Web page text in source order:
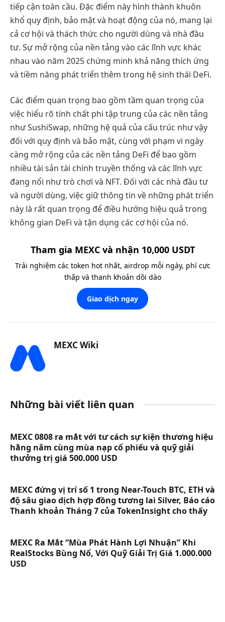
tiếp cận toàn cầu. Đặc điểm này hình thành khuôn
khổ quy định, bảo mật và hoạt động của nó, mang lại
cả cơ hội và thách thức cho người dùng và nhà đầu
tư. Sự mở rộng của nền tảng vào các lĩnh vực khác
nhau vào năm 2025 chứng minh khả năng thích ứng
và tiềm năng phát triển thêm trong hệ sinh thái DeFi.
Các điểm quan trọng bao gồm tầm quan trọng của
việc hiểu rõ tính chất phi tập trung của các nền tảng
như SushiSwap, những hệ quả của cấu trúc như vậy
đối với quy định và bảo mật, cùng với phạm vi ngày
càng mở rộng của các nền tảng DeFi để bao gồm
nhiều tài sản tài chính truyền thống và các lĩnh vực
đang nổi như trò chơi và NFT. Đối với các nhà đầu tư
và người dùng, việc giữ thông tin về những phát triển
này là rất quan trọng để điều hướng hiệu quả trong
không gian DeFi và tận dụng các cơ hội của nó.
Tham gia MEXC và nhận 10,000 USDT
Trải nghiệm các token hot nhất, airdrop mỗi ngày, phí cực
thấp và thanh khoản dồi dào
Giao dịch ngay
MEXC Wiki
Những bài viết liên quan
MEXC 0808 ra mắt với tư cách sự kiện thương hiệu
hằng năm cùng mùa nạp cổ phiếu và quỹ giải
thưởng trị giá 500.000 USD
MEXC đứng vị trí số 1 trong Near-Touch BTC, ETH và
độ sâu giao dịch hợp đồng tương lai Silver, Báo cáo
Thanh khoản Tháng 7 của TokenInsight cho thấy
MEXC Ra Mắt “Mùa Phát Hành Lợi Nhuận” Khi
RealStocks Bùng Nổ, Với Quỹ Giải Trị Giá 1.000.000
USD